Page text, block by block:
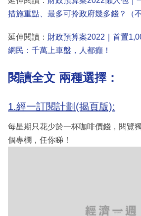
措施重點、最多可拎政府幾多錢？（
延伸閱讀： 財政預算案2022｜首置
網民：千萬上車盤，人都癲！
閱讀全文 兩種選擇：
1.經一訂閱計劃(揭頁版):
每星期只花少於一杯咖啡價錢，閱覽
個專欄，任你睇！